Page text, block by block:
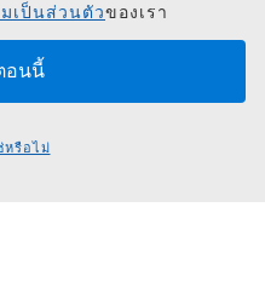
เป็นส่วนตัวของเรา
รือไม่